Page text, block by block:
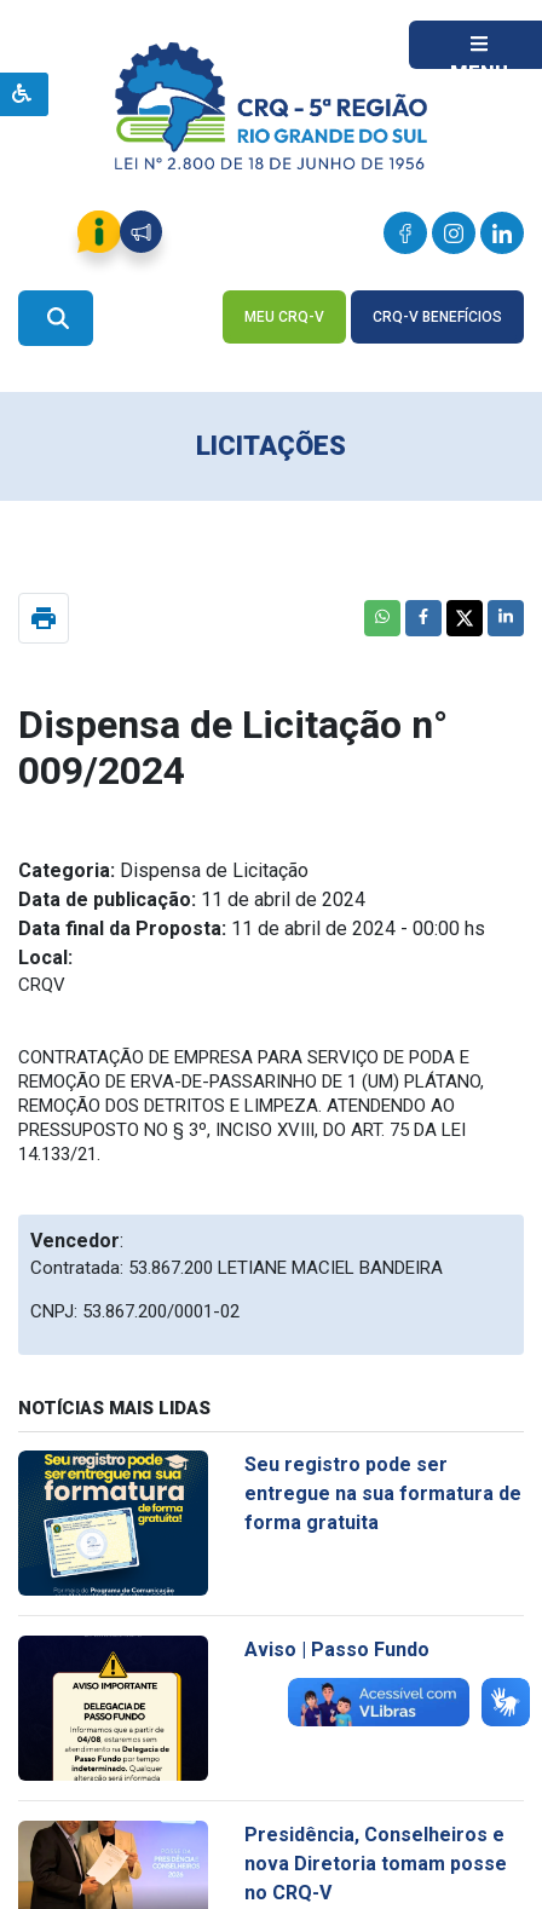
MENU
MEU CRQ-V CRQ-V BENEFÍCIOS
LICITAÇÕES
print
Dispensa de Licitação n°
009/2024
Categoria: Dispensa de Licitação
Data de publicação: 11 de abril de 2024
Data final da Proposta: 11 de abril de 2024 - 00:00 hs
Local:
CRQV
CONTRATAÇÃO DE EMPRESA PARA SERVIÇO DE PODA E
REMOÇÃO DE ERVA-DE-PASSARINHO DE 1 (UM) PLÁTANO,
REMOÇÃO DOS DETRITOS E LIMPEZA. ATENDENDO AO
PRESSUPOSTO NO § 3º, INCISO XVIII, DO ART. 75 DA LEI
14.133/21.
Vencedor:
Contratada: 53.867.200 LETIANE MACIEL BANDEIRA
CNPJ: 53.867.200/0001-02
NOTÍCIAS MAIS LIDAS
Seu registro pode ser
entregue na sua formatura de
forma gratuita
Aviso | Passo Fundo
Presidência, Conselheiros e
nova Diretoria tomam posse
no CRQ-V